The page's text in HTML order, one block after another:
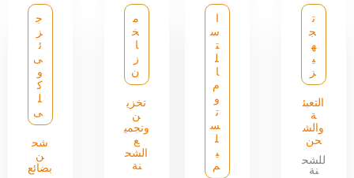
ت
ج
ه
ي
ز
التعبئ
ة
والش
حن
للشح
نة
س
ت
ل
ا
م
و
ت
س
ل
ي
م
م
خ
ا
ز
ن
تخزي
ن
وتجمي
ع
الشح
نة
ج
ز
ئ
ى
و
ك
ل
ى
شح
ن
بضائع